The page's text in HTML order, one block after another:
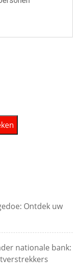
Ontdek uw
nationale bank: